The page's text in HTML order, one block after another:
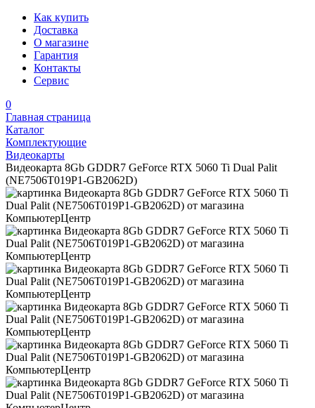
Как купить
Доставка
О магазине
Гарантия
Контакты
Сервис
0
Главная страница
Каталог
Комплектующие
Видеокарты
Видеокарта 8Gb GDDR7 GeForce RTX 5060 Ti Dual Palit
(NE7506T019P1-GB2062D)